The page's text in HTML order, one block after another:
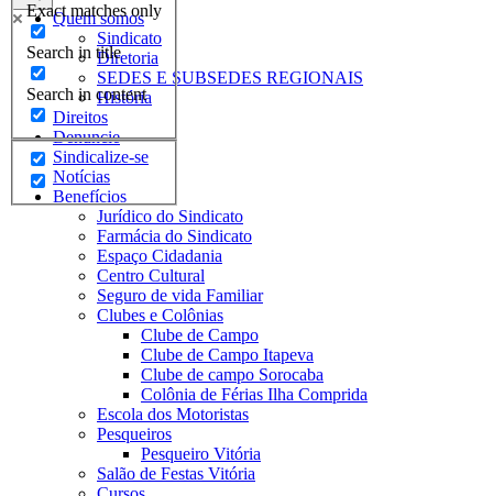
Exact matches only
Search in title
Search in content
Quem somos
Sindicato
Diretoria
SEDES E SUBSEDES REGIONAIS
História
Direitos
Denuncie
Sindicalize-se
Notícias
Benefícios
Jurídico do Sindicato
Farmácia do Sindicato
Espaço Cidadania
Centro Cultural
Seguro de vida Familiar
Clubes e Colônias
Clube de Campo
Clube de Campo Itapeva
Clube de campo Sorocaba
Colônia de Férias Ilha Comprida
Escola dos Motoristas
Pesqueiros
Pesqueiro Vitória
Salão de Festas Vitória